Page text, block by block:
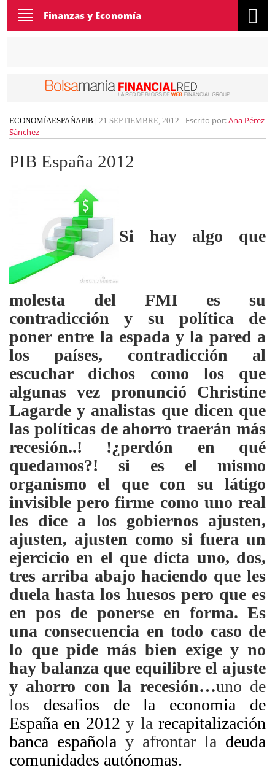
Toggle
navigation
Finanzas y Economía
ECONOMÍAESPAÑAPIB | 21 SEPTIEMBRE, 2012 - Escrito por:Ana Pérez
Sánchez
PIB España 2012
Si hay algo que
molesta del FMI es su
contradicción y su política de
poner entre la espada y la pared a
los países, contradicción al
escuchar dichos como los que
algunas vez pronunció Christine
Lagarde y analistas que dicen que
las políticas de ahorro traerán más
recesión..! !¿perdón en qué
quedamos?! si es el mismo
organismo el que con su látigo
invisible pero firme como uno real
les dice a los gobiernos ajusten,
ajusten, ajusten como si fuera un
ejercicio en el que dicta uno, dos,
tres arriba abajo haciendo que les
duela hasta los huesos pero que es
en pos de ponerse en forma. Es
una consecuencia en todo caso de
lo que pide más bien exige y no
hay balanza que equilibre el ajuste
y ahorro con la recesión…uno de
los desafios de la economia de
España en 2012y larecapitalización
banca española y afrontar la deuda
comunidades autónomas.